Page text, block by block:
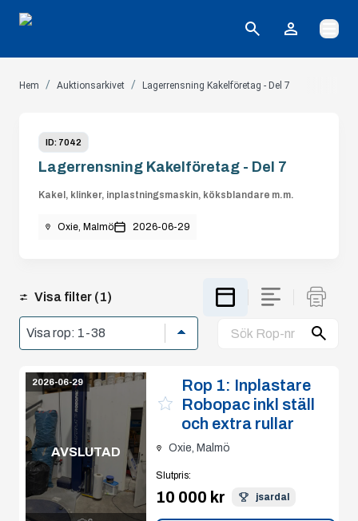
Öppna
Hem / Auktionsarkivet / Lagerrensning Kakelföretag - Del 7
ID: 7042
Lagerrensning Kakelföretag - Del 7
Kakel, klinker, inplastningsmaskin, köksblandare m.m.
Oxie, Malmö 2026-06-29
Visa filter (1)
2026-06-29
AVSLUTAD
Rop 1: Inplastare
Robopac inkl ställ
och extra rullar
Oxie, Malmö
Slutpris:
10 000 kr jsardal